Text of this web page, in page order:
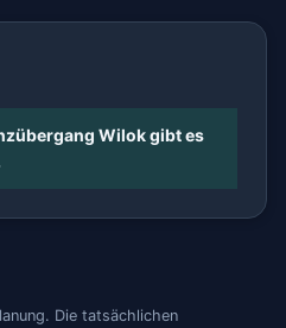
Wilok gibt es
Die tatsächlichen